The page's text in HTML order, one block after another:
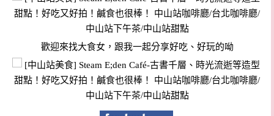
歡迎來找大食女，跟我一起分享好吃、好玩的呦